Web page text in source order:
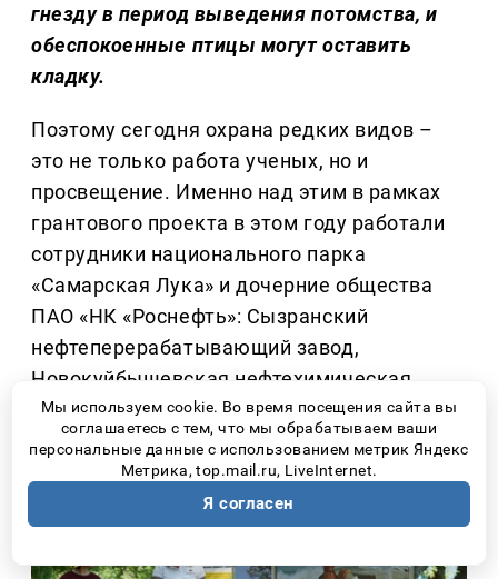
гнезду в период выведения потомства, и
обеспокоенные птицы могут оставить
кладку.
Поэтому сегодня охрана редких видов –
это не только работа ученых, но и
просвещение. Именно над этим в рамках
грантового проекта в этом году работали
сотрудники национального парка
«Самарская Лука» и дочерние общества
ПАО «НК «Роснефть»: Сызранский
нефтеперерабатывающий завод,
Новокуйбышевская нефтехимическая
компания и Новокуйбышевский
нефтеперерабатывающий завод.
Мы используем cookie. Во время посещения сайта вы
соглашаетесь с тем, что мы обрабатываем ваши
персональные данные с использованием метрик Яндекс
Метрика, top.mail.ru, LiveInternet.
Я согласен